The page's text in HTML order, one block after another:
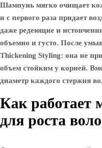
Шампунь мягко очищает
и с первого раза придает
даже редеющие и
объемно и густо. После
Thickening Styling: она не
объем стойким у корней.
диаметр каждого стержня
Как работает
для роста